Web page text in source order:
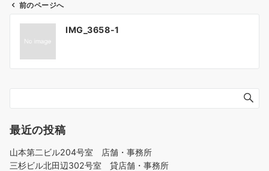
シ
ョ
前のページへ
IMG_3658-1
最近の投稿
山本第二ビル204号室 店舗・事務所
三杉ビル北田辺302号室 貸店舗・事務所